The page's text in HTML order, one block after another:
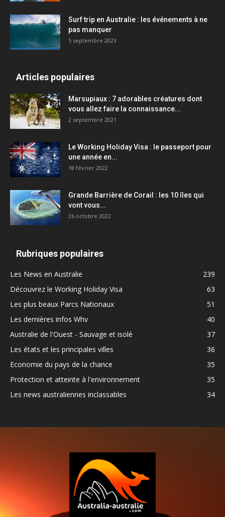
Surf trip en Australie : les événements à ne
pas manquer
5 septembre 2023
Articles populaires
Marsupiaux : 7 adorables créatures dont
vous allez faire la connaissance...
2 septembre 2021
Le Working Holiday Visa : le passeport pour
une année en...
18 février 2022
Grande Barrière de Corail : les 10 îles qui
vont vous...
26 octobre 2022
Rubriques populaires
Les News en Australie
239
Découvrez le Working Holiday Visa
63
Les plus beaux Parcs Nationaux
51
Les dernières infos Whv
40
Australie de l'Ouest - Sauvage et isolé
37
Les états et les principales villes
36
Economie du pays de la chance
35
Protection et atteinte à l'environnement
35
Les news australiennes inclassables
34